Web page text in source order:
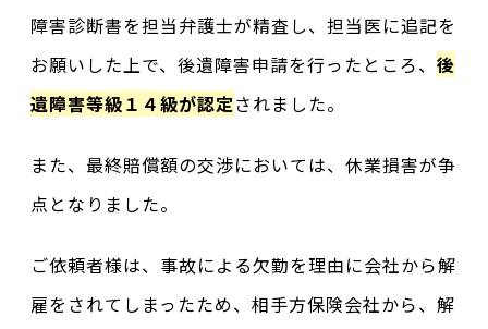
障害診断書を担当弁護士が精査し、担当医に追記を
お願いした上で、後遺障害申請を行ったところ、 後
遺障害等級１４級が認定されました。
また、最終賠償額の交渉においては、休業損害が争
点となりました。
ご依頼者様は、事故による欠勤を理由に会社から解
雇をされてしまったため、相手方保険会社から、解